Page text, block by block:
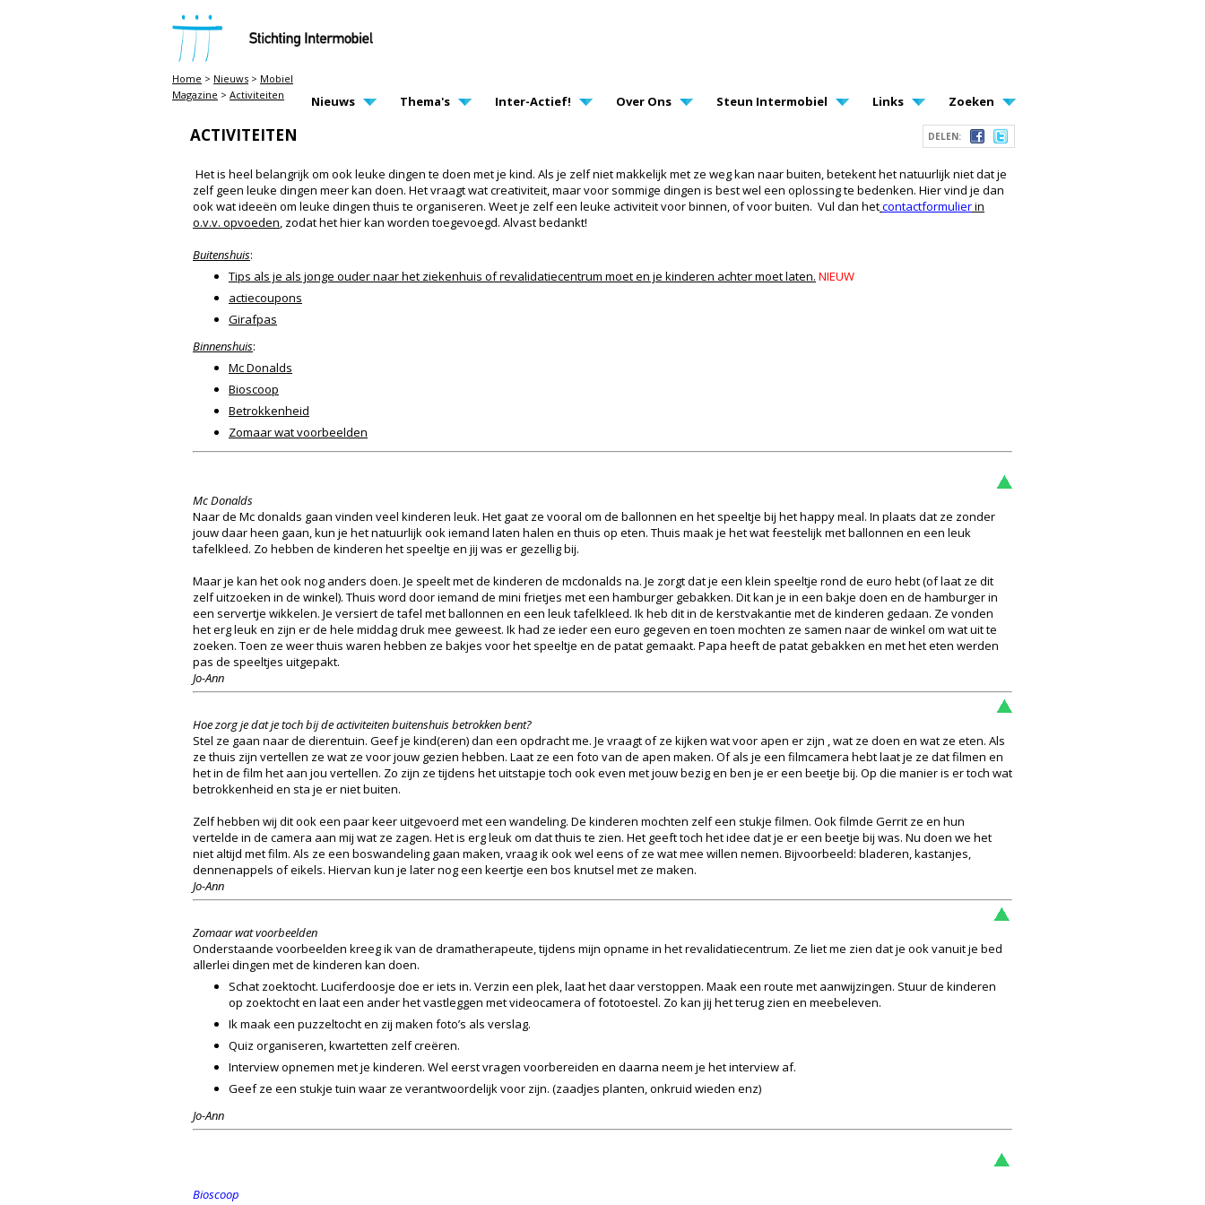
STICHTING INTERMOBIEL
MAIN PAGE NAVIGATION
Nieuws Thema's Inter-Actief! Over Ons Steun Intermobiel Links Zoeken
Home > Nieuws > Mobiel
Magazine > Activiteiten
DELEN:
ACTIVITEITEN
Het is heel belangrijk om ook leuke dingen te doen met je kind. Als je zelf niet makkelijk met ze weg kan naar buiten, betekent het natuurlijk niet dat je
zelf geen leuke dingen meer kan doen. Het vraagt wat creativiteit, maar voor sommige dingen is best wel een oplossing te bedenken. Hier vind je dan
ook wat ideeën om leuke dingen thuis te organiseren. Weet je zelf een leuke activiteit voor binnen, of voor buiten. Vul dan hetcontactformulierin
o.v.v. opvoeden, zodat het hier kan worden toegevoegd. Alvast bedankt!
Buitenshuis:
Tips als je als jonge ouder naar het ziekenhuis of revalidatiecentrum moet en je kinderen achter moet laten. NIEUW
actiecoupons
Girafpas
Binnenshuis:
Mc Donalds
Bioscoop
Betrokkenheid
Zomaar wat voorbeelden
Mc Donalds
Naar de Mc donalds gaan vinden veel kinderen leuk. Het gaat ze vooral om de ballonnen en het speeltje bij het happy meal. In plaats dat ze zonder
jouw daar heen gaan, kun je het natuurlijk ook iemand laten halen en thuis op eten. Thuis maak je het wat feestelijk met ballonnen en een leuk
tafelkleed. Zo hebben de kinderen het speeltje en jij was er gezellig bij.
Maar je kan het ook nog anders doen. Je speelt met de kinderen de mcdonalds na. Je zorgt dat je een klein speeltje rond de euro hebt (of laat ze dit
zelf uitzoeken in de winkel). Thuis word door iemand de mini frietjes met een hamburger gebakken. Dit kan je in een bakje doen en de hamburger in
een servertje wikkelen. Je versiert de tafel met ballonnen en een leuk tafelkleed. Ik heb dit in de kerstvakantie met de kinderen gedaan. Ze vonden
het erg leuk en zijn er de hele middag druk mee geweest. Ik had ze ieder een euro gegeven en toen mochten ze samen naar de winkel om wat uit te
zoeken. Toen ze weer thuis waren hebben ze bakjes voor het speeltje en de patat gemaakt. Papa heeft de patat gebakken en met het eten werden
pas de speeltjes uitgepakt.
Jo-Ann
Hoe zorg je dat je toch bij de activiteiten buitenshuis betrokken bent?
Stel ze gaan naar de dierentuin. Geef je kind(eren) dan een opdracht me. Je vraagt of ze kijken wat voor apen er zijn , wat ze doen en wat ze eten. Als
ze thuis zijn vertellen ze wat ze voor jouw gezien hebben. Laat ze een foto van de apen maken. Of als je een filmcamera hebt laat je ze dat filmen en
het in de film het aan jou vertellen. Zo zijn ze tijdens het uitstapje toch ook even met jouw bezig en ben je er een beetje bij. Op die manier is er toch wat
betrokkenheid en sta je er niet buiten.
Zelf hebben wij dit ook een paar keer uitgevoerd met een wandeling. De kinderen mochten zelf een stukje filmen. Ook filmde Gerrit ze en hun
vertelde in de camera aan mij wat ze zagen. Het is erg leuk om dat thuis te zien. Het geeft toch het idee dat je er een beetje bij was. Nu doen we het
niet altijd met film. Als ze een boswandeling gaan maken, vraag ik ook wel eens of ze wat mee willen nemen. Bijvoorbeeld: bladeren, kastanjes,
dennenappels of eikels. Hiervan kun je later nog een keertje een bos knutsel met ze maken.
Jo-Ann
Zomaar wat voorbeelden
Onderstaande voorbeelden kreeg ik van de dramatherapeute, tijdens mijn opname in het revalidatiecentrum. Ze liet me zien dat je ook vanuit je bed
allerlei dingen met de kinderen kan doen.
Schat zoektocht. Luciferdoosje doe er iets in. Verzin een plek, laat het daar verstoppen. Maak een route met aanwijzingen. Stuur de kinderen
op zoektocht en laat een ander het vastleggen met videocamera of fototoestel. Zo kan jij het terug zien en meebeleven.
Ik maak een puzzeltocht en zij maken foto’s als verslag.
Quiz organiseren, kwartetten zelf creëren.
Interview opnemen met je kinderen. Wel eerst vragen voorbereiden en daarna neem je het interview af.
Geef ze een stukje tuin waar ze verantwoordelijk voor zijn. (zaadjes planten, onkruid wieden enz)
Jo-Ann
Bioscoop